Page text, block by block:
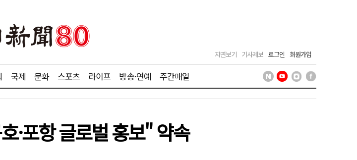
지면보기 기사제보 로그인 회원가입
국제 문화 스포츠 라이프 방송·연예 주간매일
·포항 글로벌 홍보" 약속